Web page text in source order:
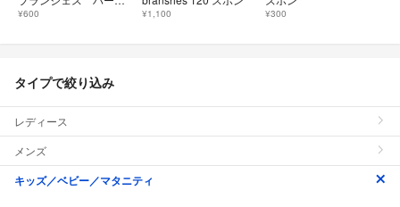
¥600 ¥1,100 ¥300
タイプで絞り込み
レディース
メンズ
キッズ／ベビー／マタニティ